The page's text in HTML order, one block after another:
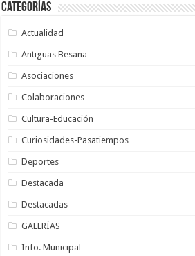
Categorías
Actualidad
Antiguas Besana
Asociaciones
Colaboraciones
Cultura-Educación
Curiosidades-Pasatiempos
Deportes
Destacada
Destacadas
GALERÍAS
Info. Municipal